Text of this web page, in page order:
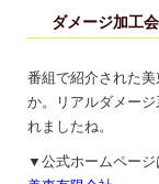
ダメージ加工
番組で紹介された
か。リアルダメー
れましたね。
▼公式ホームページ